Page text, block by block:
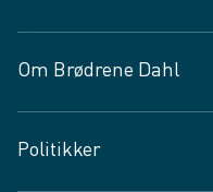
Om Brødrene Dahl
Vagttelefon 30 10 89 89
Politikker